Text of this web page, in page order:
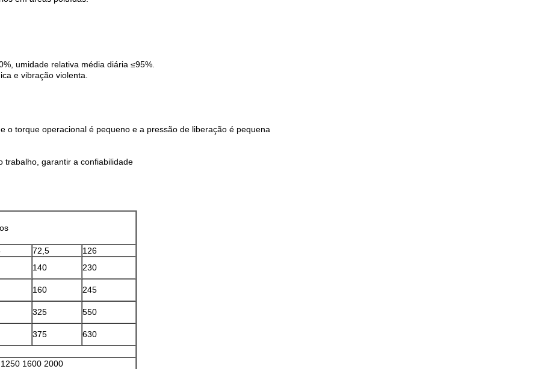
umidade relativa média diária ≤95%.
e vibração violenta.
o torque operacional é pequeno e a pressão de liberação é pequena
trabalho, garantir a confiabilidade
72,5 126
140 230
160
245
325 550
375
630
1600 2000